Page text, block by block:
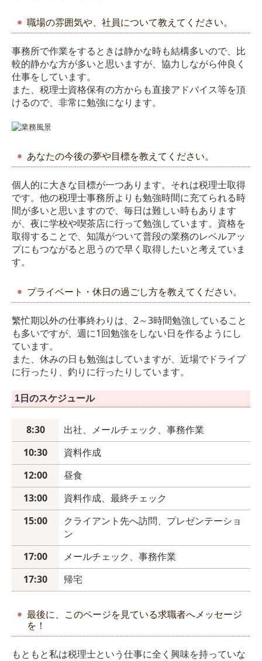
職場の雰囲気や、社員について教えてください。
事務所で作業をするときは静かな時も結構多いので、比
較的静かな方が多いと思いますが、協力しながら仲良く
仕事をしています。
また、税理士資格保有の方からも直接アドバイス等を頂
けるので、非常に勉強になります。
あなたの今後の夢や目標を教えてください。
個人的に大きな目標が一つあります。それは税理士取得
です。他の税理士事務所よりも勉強時間に充てられる時
間が多いと思いますので、毎日は難しい時もあります
が、夜に学校や喫茶店に行って勉強しています。資格を
取得することで、知識がついて普段の業務のレベルアッ
プにもつながると思うので早く取得したいと考えていま
す。
プライベート・休日の過ごし方を教えてください。
繁忙期以外の仕事終わりは、2～3時間勉強していること
も多いですが、週に1回勉強をしない日を作るようにし
ています。
また、休みの日も勉強はしていますが、近場でドライブ
に行ったり、釣りに行ったりしています。
1日のスケジュール
8:30
出社、メールチェック、事務作業
10:30
資料作成
12:00
昼食
13:00
資料作成、最終チェック
15:00
クライアント先へ訪問、プレゼンテーショ
ン
17:00
メールチェック、事務作業
17:30
帰宅
最後に、このページを見ている求職者へメッセージ
を！
もともと私は税理士という仕事に全く興味を持っていな